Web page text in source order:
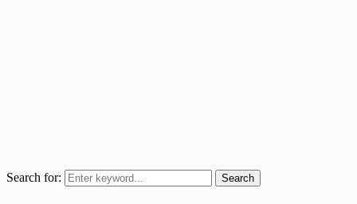
Search for: Search